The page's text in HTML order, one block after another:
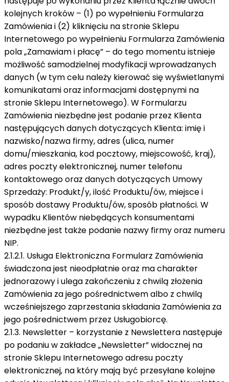
kolejnych kroków – (1) po wypełnieniu Formularza
Zamówienia i (2) kliknięciu na stronie Sklepu
Internetowego po wypełnieniu Formularza Zamówienia
pola „Zamawiam i płacę” – do tego momentu istnieje
możliwość samodzielnej modyfikacji wprowadzanych
danych (w tym celu należy kierować się wyświetlanymi
komunikatami oraz informacjami dostępnymi na
stronie Sklepu Internetowego). W Formularzu
Zamówienia niezbędne jest podanie przez Klienta
następujących danych dotyczących Klienta: imię i
nazwisko/nazwa firmy, adres (ulica, numer
domu/mieszkania, kod pocztowy, miejscowość, kraj),
adres poczty elektronicznej, numer telefonu
kontaktowego oraz danych dotyczących Umowy
Sprzedaży: Produkt/y, ilość Produktu/ów, miejsce i
sposób dostawy Produktu/ów, sposób płatności. W
wypadku Klientów niebędących konsumentami
niezbędne jest także podanie nazwy firmy oraz numeru
NIP.
2.1.2.1. Usługa Elektroniczna Formularz Zamówienia
świadczona jest nieodpłatnie oraz ma charakter
jednorazowy i ulega zakończeniu z chwilą złożenia
Zamówienia za jego pośrednictwem albo z chwilą
wcześniejszego zaprzestania składania Zamówienia za
jego pośrednictwem przez Usługobiorcę.
2.1.3. Newsletter – korzystanie z Newslettera następuje
po podaniu w zakładce „Newsletter” widocznej na
stronie Sklepu Internetowego adresu poczty
elektronicznej, na który mają być przesyłane kolejne